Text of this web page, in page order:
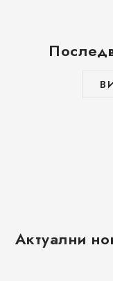
Актуални